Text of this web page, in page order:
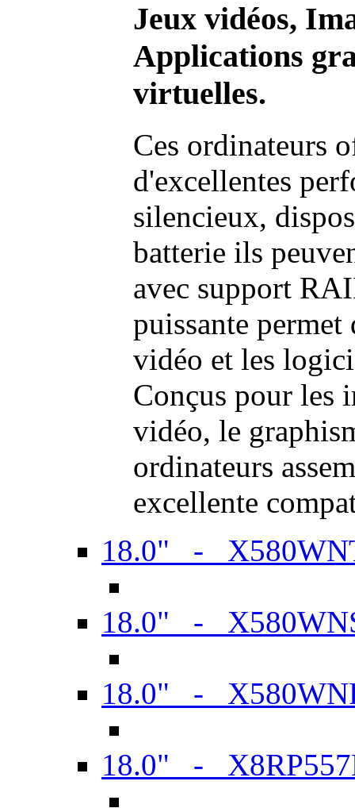
Jeux vidéos,
Applications
virtuelles.
Ces ordinateurs
d'excellentes
silencieux,
batterie ils
avec support
puissante permet
vidéo et les
Conçus pour les
vidéo, le
ordinateurs
excellente
18.0" -
18.0" -
18.0" -
18.0" -